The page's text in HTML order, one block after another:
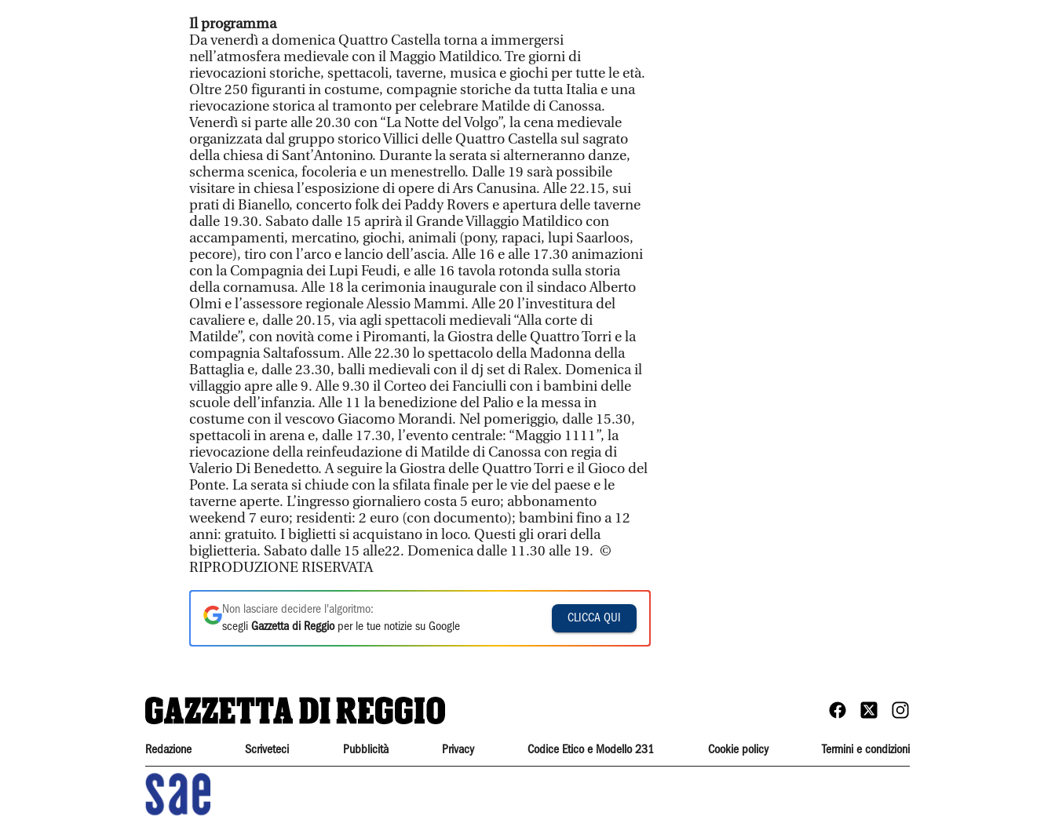
Il programma
Da venerdì a domenica Quattro Castella torna a immergersi
nell’atmosfera medievale con il Maggio Matildico. Tre giorni di
rievocazioni storiche, spettacoli, taverne, musica e giochi per tutte le età.
Oltre 250 figuranti in costume, compagnie storiche da tutta Italia e una
rievocazione storica al tramonto per celebrare Matilde di Canossa.
Venerdì si parte alle 20.30 con “La Notte del Volgo”, la cena medievale
organizzata dal gruppo storico Villici delle Quattro Castella sul sagrato
della chiesa di Sant’Antonino. Durante la serata si alterneranno danze,
scherma scenica, focoleria e un menestrello. Dalle 19 sarà possibile
visitare in chiesa l’esposizione di opere di Ars Canusina. Alle 22.15, sui
prati di Bianello, concerto folk dei Paddy Rovers e apertura delle taverne
dalle 19.30. Sabato dalle 15 aprirà il Grande Villaggio Matildico con
accampamenti, mercatino, giochi, animali (pony, rapaci, lupi Saarloos,
pecore), tiro con l’arco e lancio dell’ascia. Alle 16 e alle 17.30 animazioni
con la Compagnia dei Lupi Feudi, e alle 16 tavola rotonda sulla storia
della cornamusa. Alle 18 la cerimonia inaugurale con il sindaco Alberto
Olmi e l’assessore regionale Alessio Mammi. Alle 20 l’investitura del
cavaliere e, dalle 20.15, via agli spettacoli medievali “Alla corte di
Matilde”, con novità come i Piromanti, la Giostra delle Quattro Torri e la
compagnia Saltafossum. Alle 22.30 lo spettacolo della Madonna della
Battaglia e, dalle 23.30, balli medievali con il dj set di Ralex. Domenica il
villaggio apre alle 9. Alle 9.30 il Corteo dei Fanciulli con i bambini delle
scuole dell’infanzia. Alle 11 la benedizione del Palio e la messa in
costume con il vescovo Giacomo Morandi. Nel pomeriggio, dalle 15.30,
spettacoli in arena e, dalle 17.30, l’evento centrale: “Maggio 1111”, la
rievocazione della reinfeudazione di Matilde di Canossa con regia di
Valerio Di Benedetto. A seguire la Giostra delle Quattro Torri e il Gioco del
Ponte. La serata si chiude con la sfilata finale per le vie del paese e le
taverne aperte. L’ingresso giornaliero costa 5 euro; abbonamento
weekend 7 euro; residenti: 2 euro (con documento); bambini fino a 12
anni: gratuito. I biglietti si acquistano in loco. Questi gli orari della
biglietteria. Sabato dalle 15 alle22. Domenica dalle 11.30 alle 19. ©
RIPRODUZIONE RISERVATA
Non lasciare decidere l'algoritmo:
scegli Gazzetta di Reggioper le tue notizie su Google
CLICCA QUI
Redazione Scriveteci Pubblicità Privacy Codice Etico e Modello 231 Cookie policy Termini e condizioni